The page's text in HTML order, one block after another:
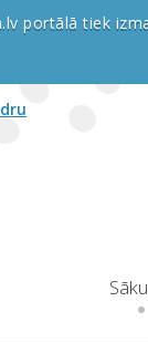
portālā tiek